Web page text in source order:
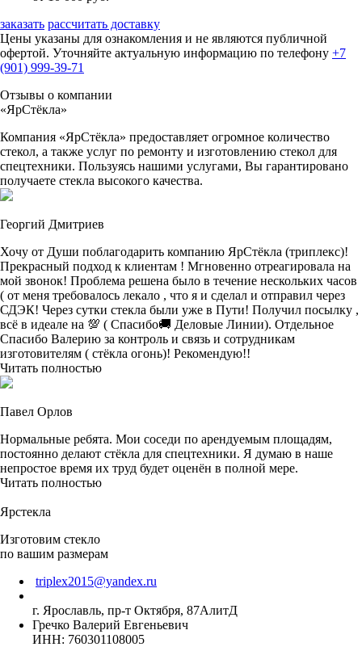
заказать рассчитать доставку
Цены указаны для ознакомления и не являются публичной
офертой. Уточняйте актуальную информацию по телефону +7
(901) 999-39-71
Отзывы о компании
«ЯрСтёкла»
Компания «ЯрСтёкла» предоставляет огромное количество
стекол, а также услуг по ремонту и изготовлению стекол для
спецтехники. Пользуясь нашими услугами, Вы гарантировано
получаете стекла высокого качества.
Георгий Дмитриев
Хочу от Души поблагодарить компанию ЯрСтёкла (триплекс)!
Прекрасный подход к клиентам ! Мгновенно отреагировала на
мой звонок! Проблема решена было в течение нескольких часов
( от меня требовалось лекало , что я и сделал и отправил через
СДЭК! Через сутки стекла были уже в Пути! Получил посылку ,
всё в идеале на 💯 ( Спасибо🚚 Деловые Линии). Отдельное
Спасибо Валерию за контроль и связь и сотрудникам
изготовителям ( стёкла огонь)! Рекомендую!!
Читать полностью
Павел Орлов
Нормальные ребята. Мои соседи по арендуемым площадям,
постоянно делают стёкла для спецтехники. Я думаю в наше
непростое время их труд будет оценён в полной мере.
Читать полностью
Ярстекла
Изготовим стекло
по вашим размерам
triplex2015@yandex.ru
г. Ярославль, пр-т Октября, 87АлитД
Гречко Валерий Евгеньевич
ИНН: 760301108005